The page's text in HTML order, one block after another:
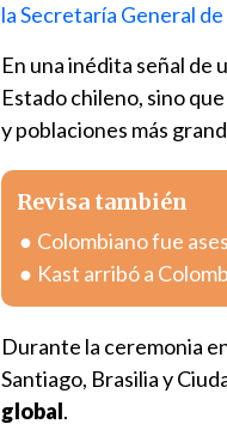
la Secretaría General
En una inédita señal de
Estado chileno, sino
y poblaciones más
Revisa también
Colombiano fue
Kast arribó a
Durante la ceremonia
Santiago, Brasilia y
global.